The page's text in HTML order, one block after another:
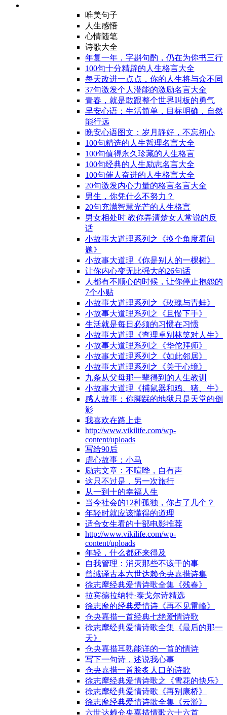
唯美句子
人生感悟
心情随笔
诗歌大全
年复一年，字斟句酌，仍在为你书三行
100句十分精辟的人生格言大全
每天改进一点点，你的人生将与众不同
37句激发个人潜能的激励名言大全
青春，就是敢跟整个世界叫板的勇气
早安心语：生活简单，目标明确，自然
能行远
晚安心语图文：岁月静好，不忘初心
100句精选的人生哲理名言大全
100句值得永久珍藏的人生格言
100句经典的人生励志名言大全
100句催人奋进的人生格言大全
20句激发内心力量的格言名言大全
男生，你凭什么不努力？
20句充满智慧光芒的人生格言
男女相处时 教你弄清楚女人常说的反
话
小故事大道理系列之《换个角度看问
题》
小故事大道理《你是别人的一棵树》
让你内心变无比强大的26句话
人都有不顺心的时候，让你停止抱怨的
7个小贴
小故事大道理系列之《玫瑰与青蛙》
小故事大道理系列之《且慢下手》
生活就是每日必须的习惯在习惯
小故事大道理《查理卓别林笑对人生》
小故事大道理系列之《华佗拜师》
小故事大道理系列之《如此邻居》
小故事大道理系列之《关于心境》
九条从父母那一辈得到的人生教训
小故事大道理《捕鼠器和鸡、猪、牛》
感人故事：你脚踩的地狱只是天堂的倒
影
我喜欢在路上走
http://www.vikilife.com/wp-
content/uploads
写给90后
虐心故事：小马
励志文章：不喧哗，自有声
这只不过是，另一次旅行
从一到十的幸福人生
当今社会的12种孤独，你占了几个？
年轻时就应该懂得的道理
适合女生看的十部电影推荐
http://www.vikilife.com/wp-
content/uploads
年轻，什么都还来得及
自我管理：消灭那些不该干的事
曾缄译古本六世达赖仓央嘉措诗集
徐志摩经典爱情诗歌全集《残春》
拉宾德拉纳特·泰戈尔诗精选
徐志摩的经典爱情诗《再不见雷峰》
仓央嘉措一首经典七绝爱情诗歌
徐志摩经典爱情诗歌全集《最后的那一
天》
仓央嘉措耳熟能详的一首的情诗
写下一句诗，述说我心事
仓央嘉措一首脍炙人口的诗歌
徐志摩经典爱情诗歌之《雪花的快乐》
徐志摩经典爱情诗歌《再别康桥》
徐志摩经典爱情诗歌全集《云游》
六世达赖仓央嘉措情歌六十六首